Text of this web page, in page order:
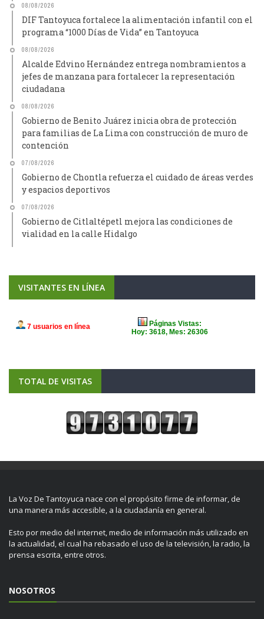
08/08/2026
DIF Tantoyuca fortalece la alimentación infantil con el
programa “1000 Días de Vida” en Tantoyuca
08/08/2026
Alcalde Edvino Hernández entrega nombramientos a
jefes de manzana para fortalecer la representación
ciudadana
08/08/2026
Gobierno de Benito Juárez inicia obra de protección
para familias de La Lima con construcción de muro de
contención
07/08/2026
Gobierno de Chontla refuerza el cuidado de áreas verdes
y espacios deportivos
07/08/2026
Gobierno de Citlaltépetl mejora las condiciones de
vialidad en la calle Hidalgo
VISITANTES EN LÍNEA
TOTAL DE VISITAS
La Voz De Tantoyuca nace con el propósito firme de informar, de
una manera más accesible, a la ciudadanía en general.
Esto por medio del internet, medio de información más utilizado en
la actualidad, el cual ha rebasado el uso de la televisión, la radio, la
prensa escrita, entre otros.
NOSOTROS